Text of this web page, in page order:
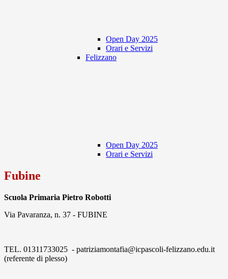
Open Day 2025
Orari e Servizi
Felizzano
Open Day 2025
Orari e Servizi
Fubine
Scuola Primaria Pietro Robotti
Via Pavaranza, n. 37 - FUBINE
TEL. 01311733025 - patriziamontafia@icpascoli-felizzano.edu.it
(referente di plesso)